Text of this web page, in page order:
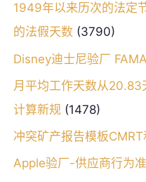
1949年以来历次的法定
的法假天数 (3790)
Disney迪士尼验厂
月平均工作天数从
计算新规(1478)
冲突矿产报告模板
Apple验厂-供应商行为